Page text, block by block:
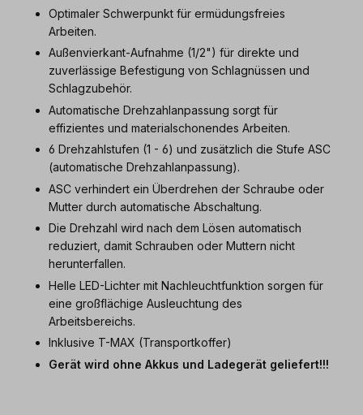
Optimaler Schwerpunkt für ermüdungsfreies
Arbeiten.
Außenvierkant-Aufnahme (1/2") für direkte und
zuverlässige Befestigung von Schlagnüssen und
Schlagzubehör.
Automatische Drehzahlanpassung sorgt für
effizientes und materialschonendes Arbeiten.
6 Drehzahlstufen (1 - 6) und zusätzlich die Stufe ASC
(automatische Drehzahlanpassung).
ASC verhindert ein Überdrehen der Schraube oder
Mutter durch automatische Abschaltung.
Die Drehzahl wird nach dem Lösen automatisch
reduziert, damit Schrauben oder Muttern nicht
herunterfallen.
Helle LED-Lichter mit Nachleuchtfunktion sorgen für
eine großflächige Ausleuchtung des
Arbeitsbereichs.
Inklusive T-MAX (Transportkoffer)
Gerät wird ohne Akkus und Ladegerät geliefert!!!